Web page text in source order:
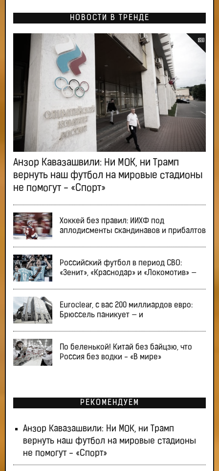
НОВОСТИ В ТРЕНДЕ
Анзор Кавазашвили: Ни МОК, ни Трамп
вернуть наш футбол на мировые стадионы
не помогут - «Спорт»
Хоккей без правил: ИИХФ под
аплодисменты скандинавов и прибалтов
Российский футбол в период СВО:
«Зенит», «Краснодар» и «Локомотив» —
Euroclear, с вас 200 миллиардов евро:
Брюссель паникует — и
По беленькой! Китай без байцзю, что
Россия без водки - «В мире»
РЕКОМЕНДУЕМ
Анзор Кавазашвили: Ни МОК, ни Трамп
вернуть наш футбол на мировые стадионы
не помогут - «Спорт»